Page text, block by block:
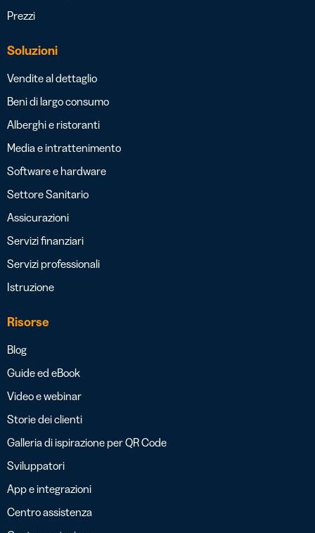
Prezzi
Soluzioni
Vendite al dettaglio
Beni di largo consumo
Alberghi e ristoranti
Media e intrattenimento
Software e hardware
Settore Sanitario
Assicurazioni
Servizi finanziari
Servizi professionali
Istruzione
Risorse
Blog
Guide ed eBook
Video e webinar
Storie dei clienti
Galleria di ispirazione per QR Code
Sviluppatori
App e integrazioni
Centro assistenza